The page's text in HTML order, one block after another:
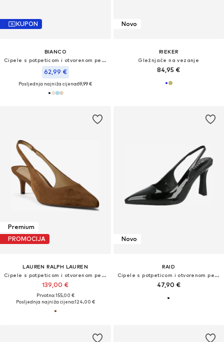
KUPON
BIANCO
Cipele s potpeticom i otvorenom petom 'MARALYN'
62,99 €
Posljednja najniža cijena:69,99 €
Novo
RIEKER
Gležnjače na vezanje
84,95 €
Premium
PROMOCIJA
LAUREN RALPH LAUREN
Cipele s potpeticom i otvorenom petom 'LOLAH II'
139,00 €
Prvotno: 155,00 €
Posljednja najniža cijena:124,00 €
Novo
RAID
Cipele s potpeticom i otvorenom petom 'HOLLIE'
47,90 €